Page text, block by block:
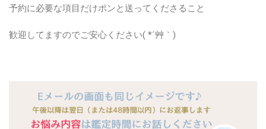
予約に必要な項目だけポンと送ってくださること
歓迎してますのでご安心ください( *´艸｀)